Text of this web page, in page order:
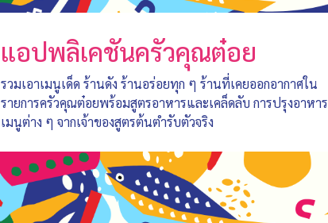
แอปพลิเคชันครัวคุณต๋อย
รวมเอาเมนูเด็ด ร้านดัง ร้านอร่อยทุก ๆ ร้านที่เคยออกอากาศใน
รายการครัวคุณต๋อยพร้อมสูตรอาหารและเคล็ดลับ การปรุงอาหาร
เมนูต่าง ๆ จากเจ้าของสูตรต้นตำรับตัวจริง